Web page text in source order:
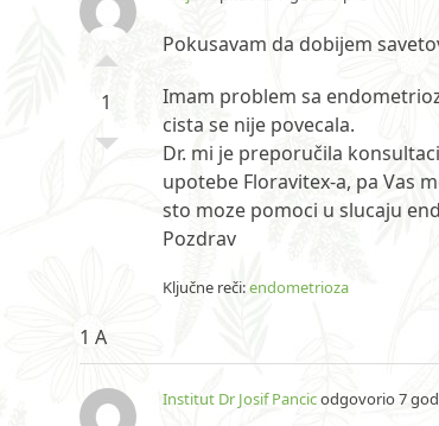
1
Pokusavam da dobijem
Imam problem sa
cista se nije povecala.
Dr. mi je preporučila
upotebe Floravitex-a, pa Vas
sto moze pomoci u slucaju
Pozdrav
Ključne reči:endometrioza
1 A
Institut Dr Josif Pancicodgovorio 7